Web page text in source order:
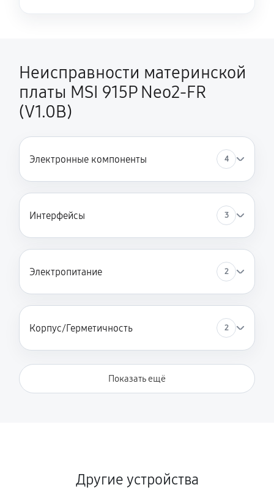
Неисправности материнской
платы MSI 915P Neo2-FR
(V1.0B)
Электронные компоненты 4
Интерфейсы 3
Электропитание 2
Корпус/Герметичность 2
Показать ещё
Другие устройства